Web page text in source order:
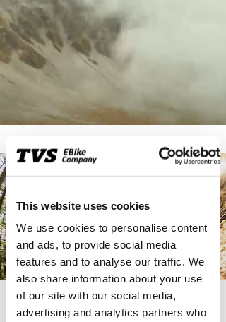
This website uses cookies
We use cookies to personalise content
and ads, to provide social media
features and to analyse our traffic. We
also share information about your use
of our site with our social media,
advertising and analytics partners who
À propos de TVS Ebike